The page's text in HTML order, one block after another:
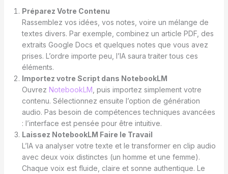
Préparez Votre Contenu
Rassemblez vos idées, vos notes, voire un mélange de
textes divers. Par exemple, combinez un article PDF, des
extraits Google Docs et quelques notes que vous avez
prises. L’ordre importe peu, l’IA saura traiter tous ces
éléments.
Importez votre Script dans NotebookLM
Ouvrez NotebookLM , puis importez simplement votre
contenu. Sélectionnez ensuite l’option de génération
audio. Pas besoin de compétences techniques avancées
: l’interface est pensée pour être intuitive.
Laissez NotebookLM Faire le Travail
L’IA va analyser votre texte et le transformer en clip audio
avec deux voix distinctes (un homme et une femme).
Chaque voix est fluide, claire et sonne authentique. Le